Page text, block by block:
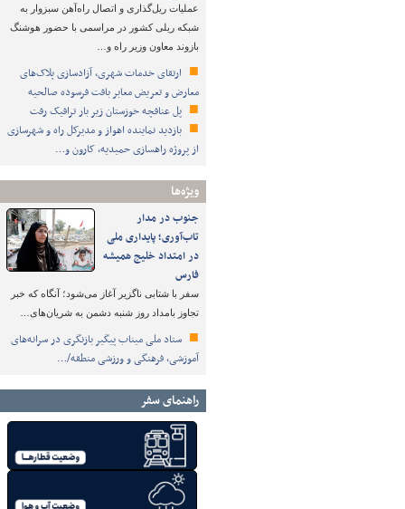
عملیات ریل‌گذاری و اتصال راه‌آهن سبزوار به
شبکه ریلی کشور در مراسمی با حضور هوشنگ
بازوند معاون وزیر راه و…
ارتقای خدمات شهری، آزادسازی پلاک‌های
معارض و تعریض معابر بافت فرسوده صالحیه
پل عنافچه خوزستان زیر بار ترافیک رفت
بازدید نماینده اهواز و مدیرکل راه و شهرسازی
از پروژه راهسازی حمیدیه، کارون و…
ویژه‌ها
جنوب در مدار
تاب‌آوری؛ پایداری ملی
در امتداد خلیج همیشه
فارس
سفر با شتابی ناگزیر آغاز می‌شود؛ آنگاه که خبر
تجاوز بامداد روز شنبه دشمن به شریان‌های…
ستاد ملی میناب پیگیر بازنگری در سرانه‌های
آموزشی، فرهنگی و ورزشی منطقه/…
راهنمای سفر